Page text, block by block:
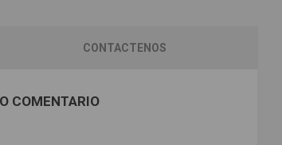
CONTACTENOS
COMENTARIO